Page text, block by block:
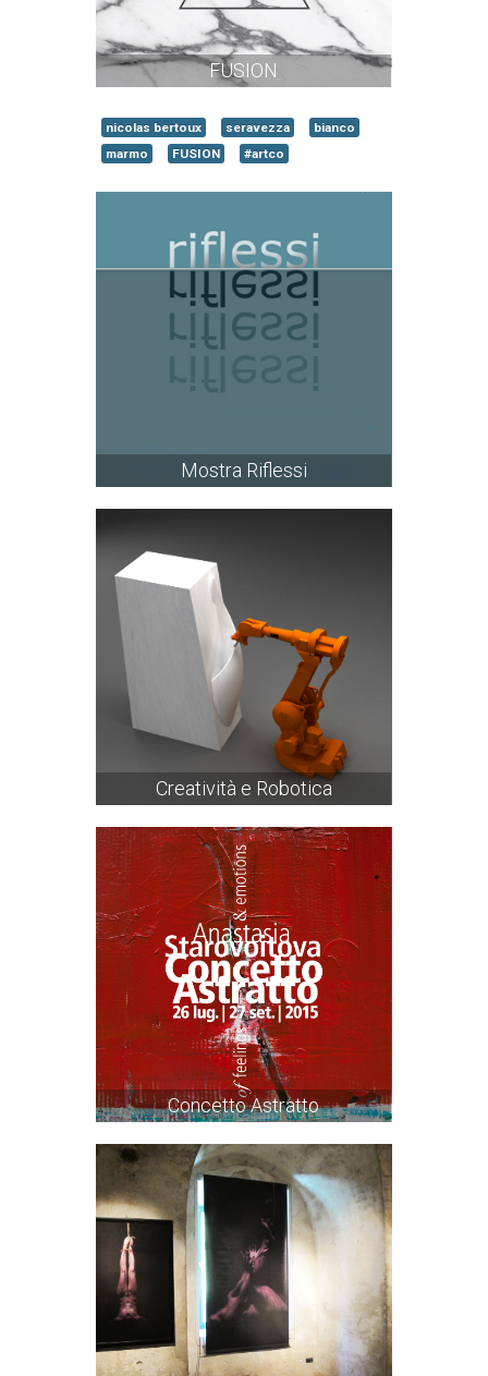
FUSION
nicolas bertoux seravezza
bianco
marmo
FUSION #artco
Mostra Riflessi
Creatività e Robotica
Concetto Astratto